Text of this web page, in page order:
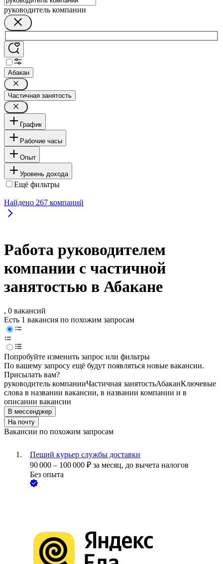
руководитель компании
Абакан
Частичная занятость
График
Рабочие часы
Опыт
Уровень дохода
Ещё фильтры
Найдено 267 компаний
Работа руководителем
компании с частичной
занятостью в Абакане
, 0 вакансий
Есть 1 вакансия по похожим запросам
Попробуйте изменить запрос или фильтры
По вашему запросу ещё будут появляться новые вакансии.
Присылать вам?
руководитель компанииЧастичная занятостьАбаканКлючевые
слова в названии вакансии, в названии компании и в
описании вакансии
В мессенджер
На почту
Вакансии по похожим запросам
Пеший курьер службы доставки
90 000 – 100 000 ₽ за месяц, до вычета налогов
Без опыта